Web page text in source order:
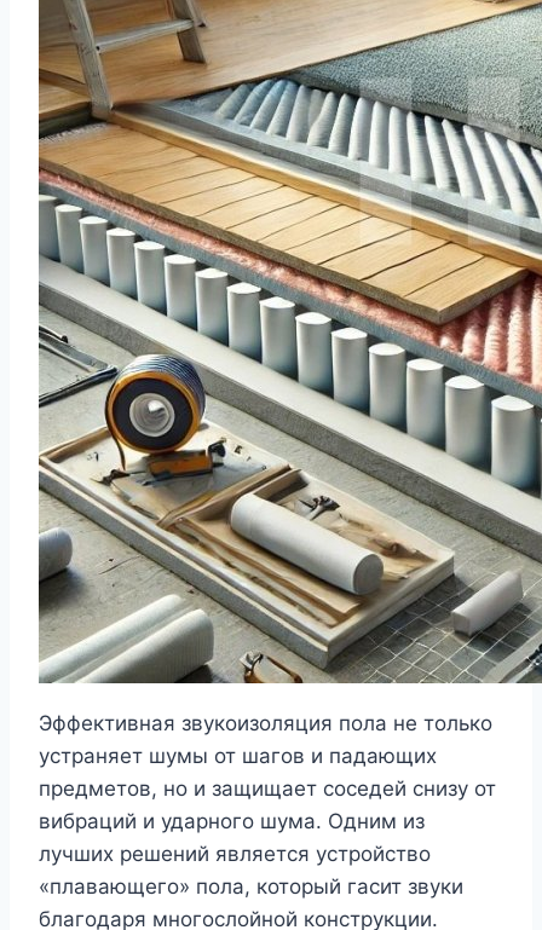
Эффективная звукоизоляция пола не только
устраняет шумы от шагов и падающих
предметов, но и защищает соседей снизу от
вибраций и ударного шума. Одним из
лучших решений является устройство
«плавающего» пола, который гасит звуки
благодаря многослойной конструкции.